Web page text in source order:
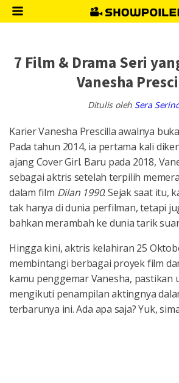
7 Film & Drama Seri
Vanesha
Ditulis oleh Sera
Karier Vanesha Prescilla awalnya
Pada tahun 2014, ia pertama kali
ajang Cover Girl. Baru pada 2018,
sebagai aktris setelah terpilih
dalam film Dilan 1990. Sejak saat itu,
tak hanya di dunia perfilman, tetapi
bahkan merambah ke dunia tarik
Hingga kini, aktris kelahiran 25
membintangi berbagai proyek film
kamu penggemar Vanesha, pastikan
mengikuti penampilan aktingnya
terbarunya ini. Ada apa saja? Yuk,